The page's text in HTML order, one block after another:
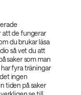
att de fungerar
du brukar läsa
så vet du att
saker som man
fyra träningar
ingen
tiden på saker